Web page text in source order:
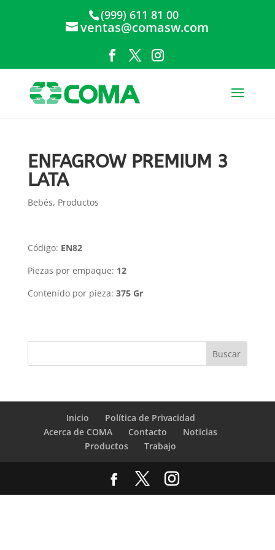
(999) 611 81 00
ventas@comasw.com
ENFAGROW PREMIUM 3
LATA
Bebés, Productos
Código: EN82
Piezas por empaque: 12
Contenido por pieza: 375 Gr
Inicio
Política de Privacidad
Acerca de COMA
Contacto
Noticias
Productos
Trabajo